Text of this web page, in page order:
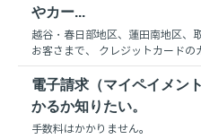
やカー...
越谷・春日部地区、蓮田南地区、
お客さまで、 クレジットカードの
電子請求（マイペイメン
かるか知りたい。
手数料はかかりません。